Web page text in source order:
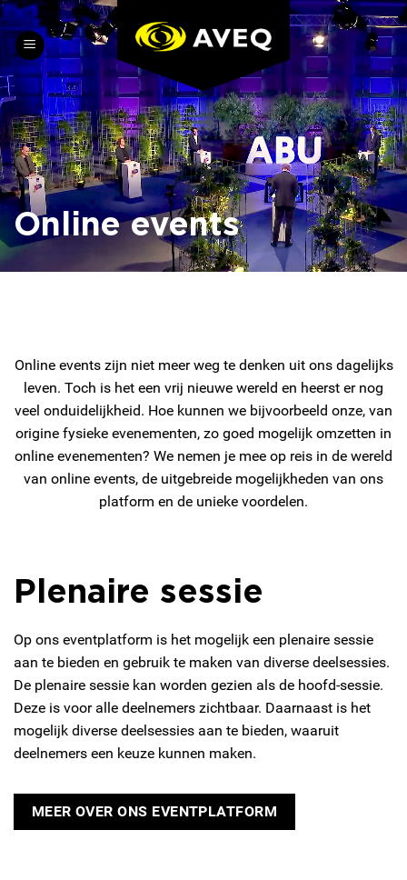
Skip
to
content
Online events
Online events zijn niet meer weg te denken uit ons dagelijks
leven. Toch is het een vrij nieuwe wereld en heerst er nog
veel onduidelijkheid. Hoe kunnen we bijvoorbeeld onze, van
origine fysieke evenementen, zo goed mogelijk omzetten in
online evenementen? We nemen je mee op reis in de wereld
van online events, de uitgebreide mogelijkheden van ons
platform en de unieke voordelen.
Plenaire sessie
Op ons eventplatform is het mogelijk een plenaire sessie
aan te bieden en gebruik te maken van diverse deelsessies.
De plenaire sessie kan worden gezien als de hoofd-sessie.
Deze is voor alle deelnemers zichtbaar. Daarnaast is het
mogelijk diverse deelsessies aan te bieden, waaruit
deelnemers een keuze kunnen maken.
MEER OVER ONS EVENTPLATFORM